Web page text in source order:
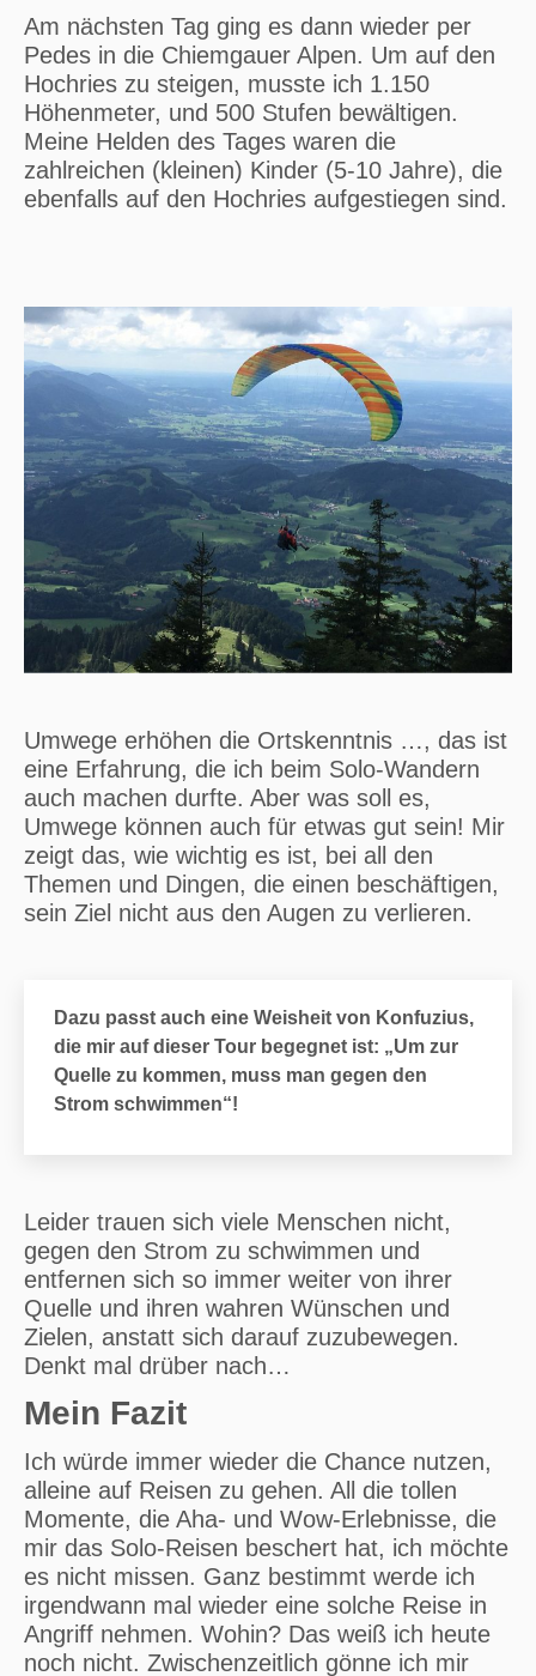
Am nächsten Tag ging es dann wieder per
Pedes in die Chiemgauer Alpen. Um auf den
Hochries zu steigen, musste ich 1.150
Höhenmeter, und 500 Stufen bewältigen.
Meine Helden des Tages waren die
zahlreichen (kleinen) Kinder (5-10 Jahre), die
ebenfalls auf den Hochries aufgestiegen sind.
Umwege erhöhen die Ortskenntnis …, das ist
eine Erfahrung, die ich beim Solo-Wandern
auch machen durfte. Aber was soll es,
Umwege können auch für etwas gut sein! Mir
zeigt das, wie wichtig es ist, bei all den
Themen und Dingen, die einen beschäftigen,
sein Ziel nicht aus den Augen zu verlieren.
Dazu passt auch eine Weisheit von Konfuzius,
die mir auf dieser Tour begegnet ist: „Um zur
Quelle zu kommen, muss man gegen den
Strom schwimmen“!
Leider trauen sich viele Menschen nicht,
gegen den Strom zu schwimmen und
entfernen sich so immer weiter von ihrer
Quelle und ihren wahren Wünschen und
Zielen, anstatt sich darauf zuzubewegen.
Denkt mal drüber nach…
Mein Fazit
Ich würde immer wieder die Chance nutzen,
alleine auf Reisen zu gehen. All die tollen
Momente, die Aha- und Wow-Erlebnisse, die
mir das Solo-Reisen beschert hat, ich möchte
es nicht missen. Ganz bestimmt werde ich
irgendwann mal wieder eine solche Reise in
Angriff nehmen. Wohin? Das weiß ich heute
noch nicht. Zwischenzeitlich gönne ich mir